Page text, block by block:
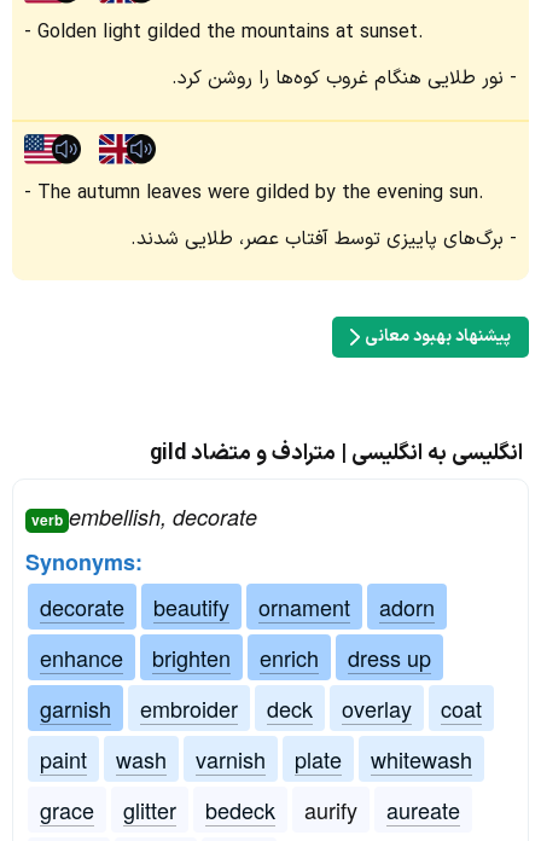
Golden light gilded the mountains at sunset.
نور طلایی هنگام غروب کوه‌ها را روشن کرد.
The autumn leaves were gilded by the evening sun.
برگ‌های پاییزی توسط آفتاب عصر، طلایی شدند.
پیشنهاد بهبود معانی
انگلیسی به انگلیسی | مترادف و متضاد gild
verb embellish, decorate
Synonyms:
decorate
beautify ornament
adorn
enhance
brighten enrich
dress up
garnish
embroider deck overlay
coat
paint
wash varnish plate
whitewash
grace
glitter bedeck aurify
aureate